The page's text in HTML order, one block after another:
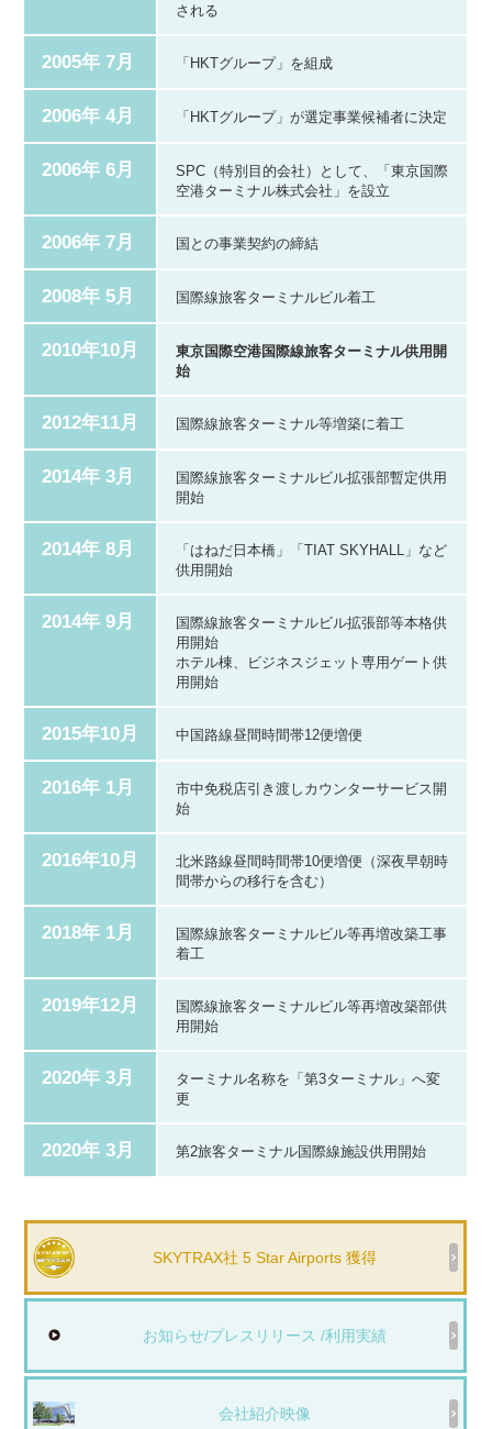
される
2005年 7月 「HKTグループ」を組成
2006年 4月 「HKTグループ」が選定事業候補者に決定
2006年 6月
SPC（特別目的会社）として、「東京国際
空港ターミナル株式会社」を設立
2006年 7月 国との事業契約の締結
2008年 5月 国際線旅客ターミナルビル着工
2010年10月
東京国際空港国際線旅客ターミナル供用開
始
2012年11月 国際線旅客ターミナル等増築に着工
2014年 3月
国際線旅客ターミナルビル拡張部暫定供用
開始
2014年 8月
「はねだ日本橋」「TIAT SKYHALL」など
供用開始
2014年 9月
国際線旅客ターミナルビル拡張部等本格供
用開始
ホテル棟、ビジネスジェット専用ゲート供
用開始
2015年10月 中国路線昼間時間帯12便増便
2016年 1月
市中免税店引き渡しカウンターサービス開
始
2016年10月
北米路線昼間時間帯10便増便（深夜早朝時
間帯からの移行を含む）
2018年 1月
国際線旅客ターミナルビル等再増改築工事
着工
2019年12月
国際線旅客ターミナルビル等再増改築部供
用開始
2020年 3月
ターミナル名称を「第3ターミナル」へ変
更
2020年 3月 第2旅客ターミナル国際線施設供用開始
SKYTRAX社 5 Star Airports 獲得
お知らせ/プレスリリース /利用実績
会社紹介映像